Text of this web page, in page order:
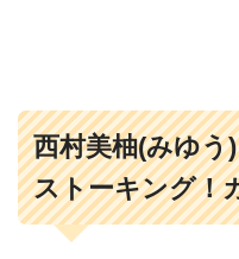
西村美柚(みゆう
ストーキング！